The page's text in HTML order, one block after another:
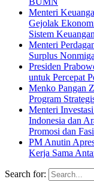
Menteri
Gejolak
Sistem Keuangan
Menteri
Surplus
Presiden
untuk Percepat
Menko Pangan
Program
Menteri
Indonesia dan
Promosi dan
PM Anutin
Kerja Sama
Search for: